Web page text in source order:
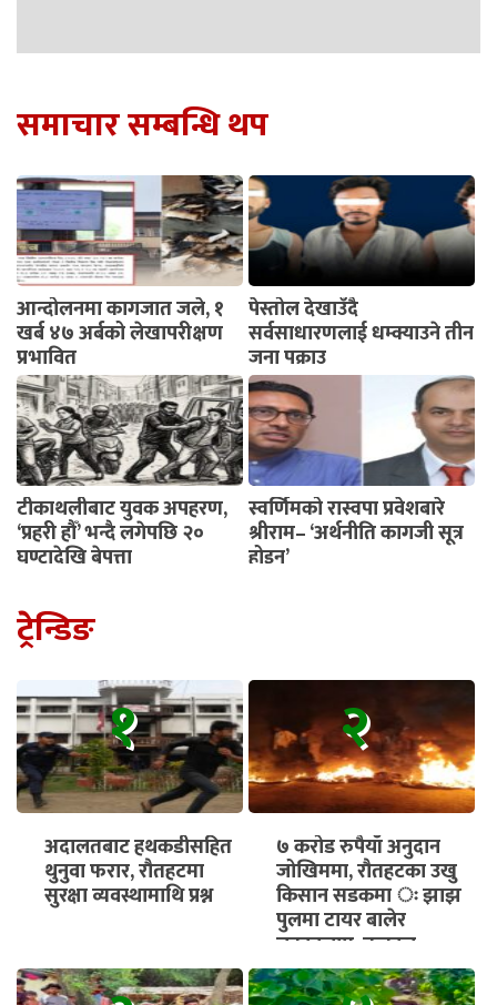
समाचार सम्बन्धि थप
आन्दोलनमा कागजात जले, १
खर्ब ४७ अर्बको लेखापरीक्षण
प्रभावित
पेस्तोल देखाउँदै
सर्वसाधारणलाई धम्क्याउने तीन
जना पक्राउ
टीकाथलीबाट युवक अपहरण,
‘प्रहरी हौँ’ भन्दै लगेपछि २०
घण्टादेखि बेपत्ता
स्वर्णिमको रास्वपा प्रवेशबारे
श्रीराम– ‘अर्थनीति कागजी सूत्र
होइन’
ट्रेन्डिङ
१
अदालतबाट हथकडीसहित
थुनुवा फरार, रौतहटमा
सुरक्षा व्यवस्थामाथि प्रश्न
२
७ करोड रुपैयाँ अनुदान
जोखिममा, रौतहटका उखु
किसान सडकमा ः झाझ
पुलमा टायर बालेर
चक्काजाम, तत्काल
भुक्तानी सुनिश्चित गर्न माग